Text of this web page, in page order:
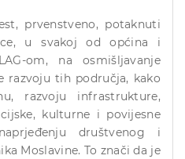
prvenstveno, potaknuti
u svakoj od općina i
om, na osmišljavanje
razvoju tih područja, kako
razvoju infrastrukture,
kulturne i povijesne
društvenog i
Moslavine. To znači da je